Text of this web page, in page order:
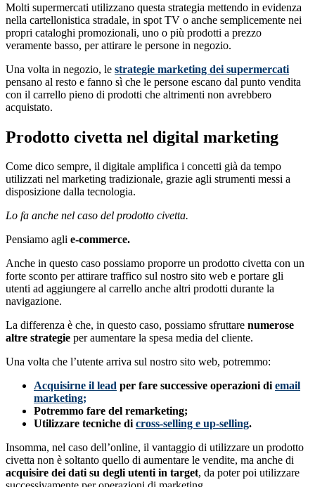
Molti supermercati utilizzano questa strategia mettendo in evidenza
nella cartellonistica stradale, in spot TV o anche semplicemente nei
propri cataloghi promozionali, uno o più prodotti a prezzo
veramente basso, per attirare le persone in negozio.
Una volta in negozio, le strategie marketing dei supermercati
pensano al resto e fanno sì che le persone escano dal punto vendita
con il carrello pieno di prodotti che altrimenti non avrebbero
acquistato.
Prodotto civetta nel digital marketing
Come dico sempre, il digitale amplifica i concetti già da tempo
utilizzati nel marketing tradizionale, grazie agli strumenti messi a
disposizione dalla tecnologia.
Lo fa anche nel caso del prodotto civetta.
Pensiamo agli e-commerce.
Anche in questo caso possiamo proporre un prodotto civetta con un
forte sconto per attirare traffico sul nostro sito web e portare gli
utenti ad aggiungere al carrello anche altri prodotti durante la
navigazione.
La differenza è che, in questo caso, possiamo sfruttare numerose
altre strategie per aumentare la spesa media del cliente.
Una volta che l’utente arriva sul nostro sito web, potremmo:
Acquisirne il lead per fare successive operazioni di email
marketing;
Potremmo fare del remarketing;
Utilizzare tecniche dicross-selling e up-selling.
Insomma, nel caso dell’online, il vantaggio di utilizzare un prodotto
civetta non è soltanto quello di aumentare le vendite, ma anche di
acquisire dei dati su degli utenti in target, da poter poi utilizzare